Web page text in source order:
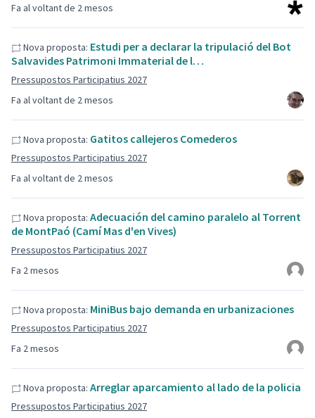
Fa al voltant de 2 mesos
Fa al voltant de 2 mesos
Nova proposta: Estudi per a declarar la tripulació del Bot
Salvavides Patrimoni Immaterial de l…
Pressupostos Participatius 2027
Fa al voltant de 2 mesos
Nova proposta: Gatitos callejeros Comederos
Pressupostos Participatius 2027
Fa 2 mesos
Nova proposta: Adecuación del camino paralelo al Torrent
de MontPaó (Camí Mas d'en Vives)
Pressupostos Participatius 2027
Fa 2 mesos
Nova proposta: MiniBus bajo demanda en urbanizaciones
Pressupostos Participatius 2027
Nova proposta: Arreglar aparcamiento al lado de la policia
Pressupostos Participatius 2027